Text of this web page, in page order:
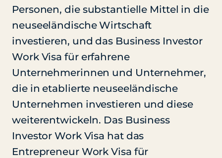
Personen, die substantielle Mittel in die
neuseeländische Wirtschaft
investieren, und das Business Investor
Work Visa für erfahrene
Unternehmerinnen und Unternehmer,
die in etablierte neuseeländische
Unternehmen investieren und diese
weiterentwickeln. Das Business
Investor Work Visa hat das
Entrepreneur Work Visa für